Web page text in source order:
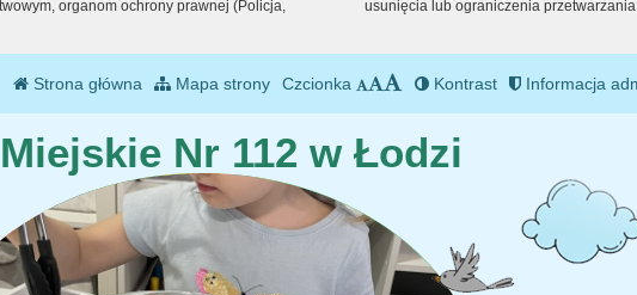
organom ochrony prawnej (Policja,
usunięcia lub ograniczenia
Strona główna Mapa strony Czcionka Kontrast Informacja
Nr 112 w Łodzi